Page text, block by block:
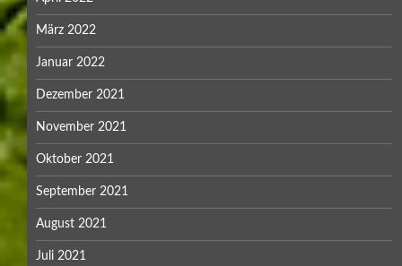
März 2022
Januar 2022
Dezember 2021
November 2021
Oktober 2021
September 2021
August 2021
Juli 2021